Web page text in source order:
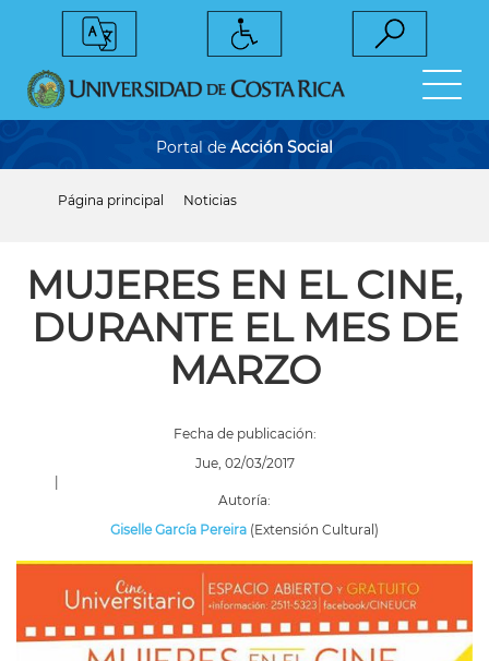
Portal de Acción Social
ayuda
a
la
navegación
Página principal Noticias
MUJERES EN EL CINE,
DURANTE EL MES DE
MARZO
Fecha de publicación:
Jue, 02/03/2017
|
Autoría:
Giselle García Pereira (Extensión Cultural)